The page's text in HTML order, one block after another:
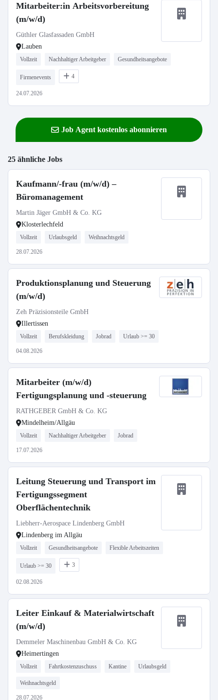
Mitarbeiter:in Arbeitsvorbereitung
(m/w/d)
Güthler Glasfassaden GmbH
Lauben
Vollzeit Nachhaltiger Arbeitgeber Gesundheitsangebote
Firmenevents 4
24.07.2026
Job Agent kostenlos abonnieren
25 ähnliche Jobs
Kaufmann/-frau (m/w/d) –
Büromanagement
Martin Jäger GmbH & Co. KG
Klosterlechfeld
Vollzeit Urlaubsgeld Weihnachtsgeld
28.07.2026
Produktionsplanung und Steuerung
(m/w/d)
Zeh Präzisionsteile GmbH
Illertissen
Vollzeit Berufskleidung Jobrad Urlaub >= 30
04.08.2026
Mitarbeiter (m/w/d)
Fertigungsplanung und -steuerung
RATHGEBER GmbH & Co. KG
Mindelheim/Allgäu
Vollzeit Nachhaltiger Arbeitgeber Jobrad
17.07.2026
Leitung Steuerung und Transport im
Fertigungssegment
Oberflächentechnik
Liebherr-Aerospace Lindenberg GmbH
Lindenberg im Allgäu
Vollzeit Gesundheitsangebote Flexible Arbeitszeiten
Urlaub >= 30 3
02.08.2026
Leiter Einkauf & Materialwirtschaft
(m/w/d)
Demmeler Maschinenbau GmbH & Co. KG
Heimertingen
Vollzeit Fahrtkostenzuschuss Kantine Urlaubsgeld
Weihnachtsgeld
28.07.2026